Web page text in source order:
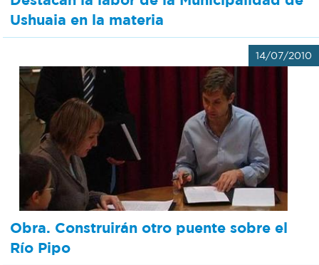
Ushuaia en la materia
14/07/2010
Obra. Construirán otro puente sobre el
Río Pipo